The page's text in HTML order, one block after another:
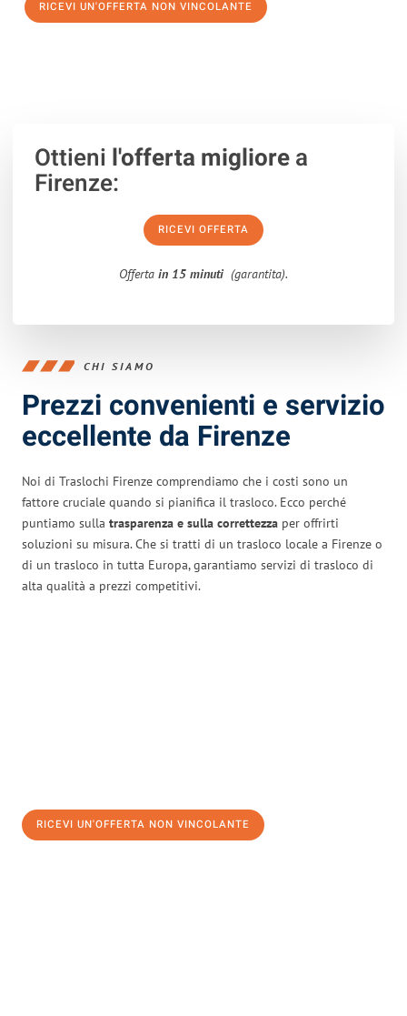
RICEVI UN'OFFERTA NON VINCOLANTE
Ottieni l'offerta migliorea
Firenze:
RICEVI OFFERTA
Offerta in 15 minuti (garantita).
CHI SIAMO
Prezzi convenienti e servizio
eccellente da Firenze
Noi di Traslochi Firenze comprendiamo che i costi sono un
fattore cruciale quando si pianifica il trasloco. Ecco perché
puntiamo sulla trasparenza e sulla correttezza per offrirti
soluzioni su misura. Che si tratti di un trasloco locale a Firenze o
di un trasloco in tutta Europa, garantiamo servizi di trasloco di
alta qualità a prezzi competitivi.
RICEVI UN'OFFERTA NON VINCOLANTE